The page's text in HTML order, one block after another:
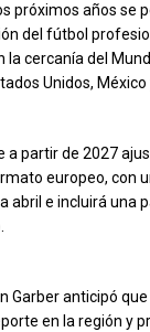
próximos años se
del fútbol
la cercanía del
Unidos, México
a partir de 2027
europeo, con
abril e incluirá una
Garber anticipó
en la región y